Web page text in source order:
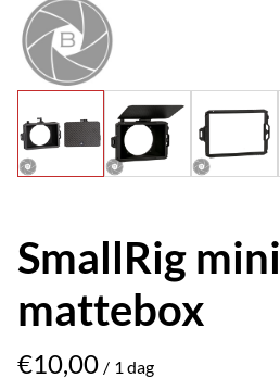
SmallRig mini
mattebox
/